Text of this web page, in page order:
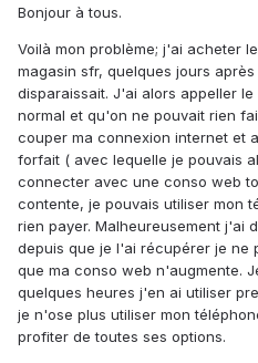
Bonjour à tous.
Voilà mon problème; j'ai acheter
magasin sfr, quelques jours
disparaissait. J'ai alors appeller
normal et qu'on ne pouvait rien
couper ma connexion internet et
forfait ( avec lequelle je pouvais
connecter avec une conso web
contente, je pouvais utiliser mon
rien payer. Malheureusement j'ai
depuis que je l'ai récupérer je ne
que ma conso web n'augmente.
quelques heures j'en ai utiliser
je n'ose plus utiliser mon
profiter de toutes ses options.